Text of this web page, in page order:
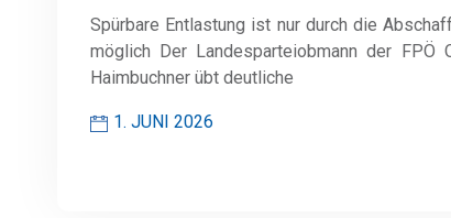
Spürbare Entlastung ist nur durch die
möglich Der Landesparteiobmann der FPÖ
Haimbuchner übt deutliche
1. JUNI 2026